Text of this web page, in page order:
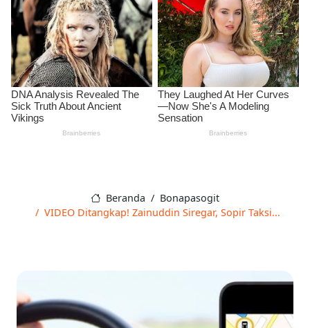
Beranda
Bonapasogit
VIDEO Ditangkap! Zainuddin Siregar, Sopir Taksi...